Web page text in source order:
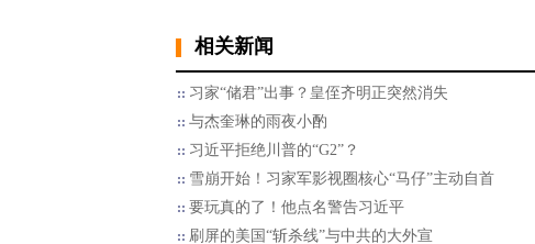
相关新闻
习家“储君”出事？皇侄齐明正突然消失
与杰奎琳的雨夜小酌
习近平拒绝川普的“G2”？
雪崩开始！习家军影视圈核心“马仔”主动自首
要玩真的了！他点名警告习近平
刷屏的美国“斩杀线”与中共的大外宣